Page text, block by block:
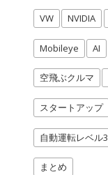
VW NVIDIA
Mobileye AI
空飛ぶクルマ
スタートアップ
自動運転レベル3
まとめ